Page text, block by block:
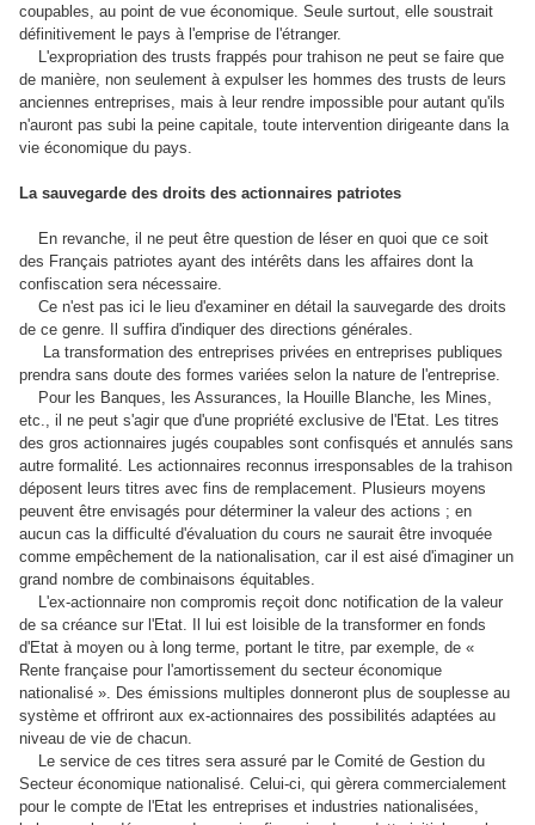
coupables, au point de vue économique. Seule surtout, elle soustrait
définitivement le pays à l'emprise de l'étranger.
L'expropriation des trusts frappés pour trahison ne peut se faire que
de manière, non seulement à expulser les hommes des trusts de leurs
anciennes entreprises, mais à leur rendre impossible pour autant qu'ils
n'auront pas subi la peine capitale, toute intervention dirigeante dans la
vie économique du pays.
La sauvegarde des droits des actionnaires patriotes
En revanche, il ne peut être question de léser en quoi que ce soit
des Français patriotes ayant des intérêts dans les affaires dont la
confiscation sera nécessaire.
Ce n'est pas ici le lieu d'examiner en détail la sauvegarde des droits
de ce genre. Il suffira d'indiquer des directions générales.
La transformation des entreprises privées en entreprises publiques
prendra sans doute des formes variées selon la nature de l'entreprise.
Pour les Banques, les Assurances, la Houille Blanche, les Mines,
etc., il ne peut s'agir que d'une propriété exclusive de l'Etat. Les titres
des gros actionnaires jugés coupables sont confisqués et annulés sans
autre formalité. Les actionnaires reconnus irresponsables de la trahison
déposent leurs titres avec fins de remplacement. Plusieurs moyens
peuvent être envisagés pour déterminer la valeur des actions ; en
aucun cas la difficulté d'évaluation du cours ne saurait être invoquée
comme empêchement de la nationalisation, car il est aisé d'imaginer un
grand nombre de combinaisons équitables.
L'ex-actionnaire non compromis reçoit donc notification de la valeur
de sa créance sur l'Etat. Il lui est loisible de la transformer en fonds
d'Etat à moyen ou à long terme, portant le titre, par exemple, de «
Rente française pour l'amortissement du secteur économique
nationalisé ». Des émissions multiples donneront plus de souplesse au
système et offriront aux ex-actionnaires des possibilités adaptées au
niveau de vie de chacun.
Le service de ces titres sera assuré par le Comité de Gestion du
Secteur économique nationalisé. Celui-ci, qui gèrera commercialement
pour le compte de l'Etat les entreprises et industries nationalisées,